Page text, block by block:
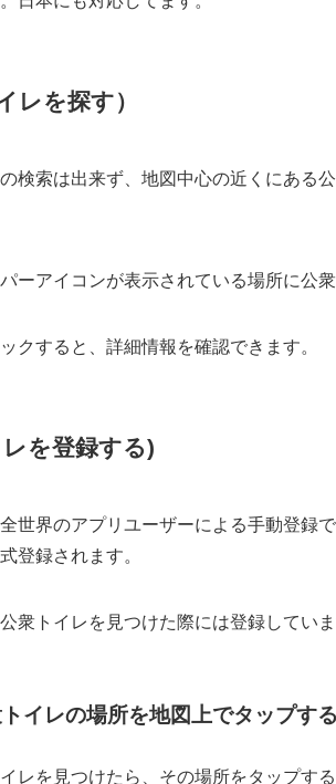
レを探す）
検索は出来ず、地図中心の近くにある
ーアイコンが表示されている場所に公
クすると、詳細情報を確認できます。
を登録する)
世界のアプリユーザーによる手動登録
登録されます。
衆トイレを見つけた際には登録していま
イレの場所を地図上でタップす
レを見つけたら、その場所をタップす